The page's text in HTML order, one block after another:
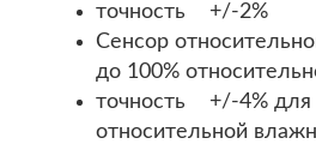
точность +/-2%
Сенсор
до 100%
точность +/-4% для
относительной